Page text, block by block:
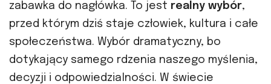
zabawka do nagłówka. To jest realny wybór,
przed którym dziś staje człowiek, kultura i całe
społeczeństwa. Wybór dramatyczny, bo
dotykający samego rdzenia naszego myślenia,
decyzji i odpowiedzialności. W świecie